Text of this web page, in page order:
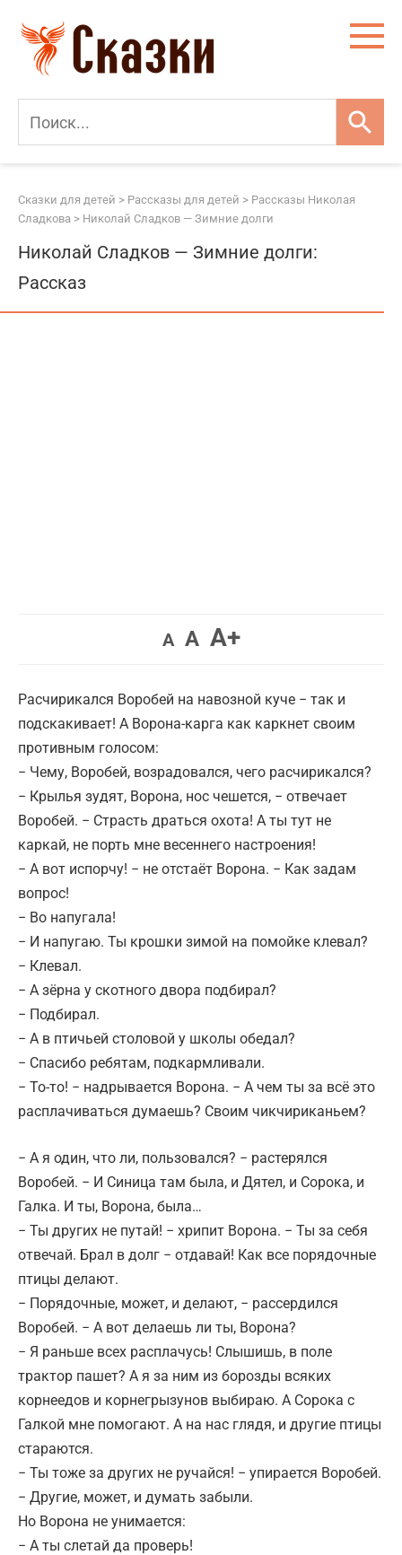
контенту
Сказки для детей > Рассказы для детей > Рассказы Николая
Сладкова > Николай Сладков — Зимние долги
Николай Сладков — Зимние долги:
Рассказ
AУменьшить
AВернуть
A+Увеличить
Расчирикался Воробей на навозной куче − так и
подскакивает! А Ворона-карга как каркнет своим
противным голосом:
− Чему, Воробей, возрадовался, чего расчирикался?
− Крылья зудят, Ворона, нос чешется, − отвечает
Воробей. − Страсть драться охота! А ты тут не
каркай, не порть мне весеннего настроения!
− А вот испорчу! − не отстаёт Ворона. − Как задам
вопрос!
− Во напугала!
− И напугаю. Ты крошки зимой на помойке клевал?
− Клевал.
− А зёрна у скотного двора подбирал?
− Подбирал.
− А в птичьей столовой у школы обедал?
− Спасибо ребятам, подкармливали.
− То-то! − надрывается Ворона. − А чем ты за всё это
расплачиваться думаешь? Своим чикчириканьем?
− А я один, что ли, пользовался? − растерялся
Воробей. − И Синица там была, и Дятел, и Сорока, и
Галка. И ты, Ворона, была…
− Ты других не путай! − хрипит Ворона. − Ты за себя
отвечай. Брал в долг − отдавай! Как все порядочные
птицы делают.
− Порядочные, может, и делают, − рассердился
Воробей. − А вот делаешь ли ты, Ворона?
− Я раньше всех расплачусь! Слышишь, в поле
трактор пашет? А я за ним из борозды всяких
корнеедов и корнегрызунов выбираю. А Сорока с
Галкой мне помогают. А на нас глядя, и другие птицы
стараются.
− Ты тоже за других не ручайся! − упирается Воробей.
− Другие, может, и думать забыли.
Но Ворона не унимается:
− А ты слетай да проверь!